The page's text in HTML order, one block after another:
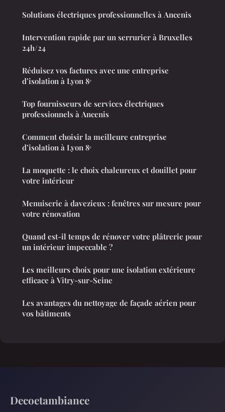
Solutions électriques professionnelles à Ancenis
Intervention rapide par un serrurier à Bruxelles
24h/24
Réduisez vos factures avec une entreprise
d’isolation à Lyon 8ᵉ
Top fournisseurs de services électriques
professionnels à Ancenis
Comment choisir la meilleure entreprise
d’isolation à Lyon 8ᵉ
La moquette : le choix chaleureux et douillet pour
votre intérieur
Menuiserie à davezieux : fenêtres sur mesure pour
votre rénovation
Quand est-il temps de rénover votre plâtrerie pour
un intérieur impeccable ?
Les meilleurs choix pour une isolation extérieure
efficace à Vitry-sur-Seine
Les avantages du nettoyage de façade aérien pour
vos bâtiments
Decoetambiance